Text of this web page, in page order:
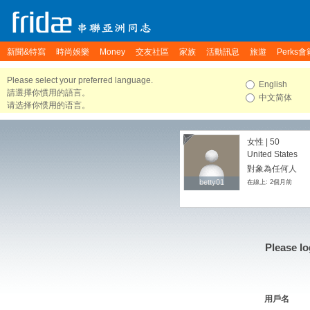
新聞&特寫 時尚娛樂 Money 交友社區 家族 活動訊息 旅遊 Perks會
Please select your preferred language.
請選擇你慣用的語言。
请选择你惯用的语言。
English
中文简体
betty01
betty01
女性 | 50
United States
對象為任何人
在線上: 2個月前
Please
用戶名